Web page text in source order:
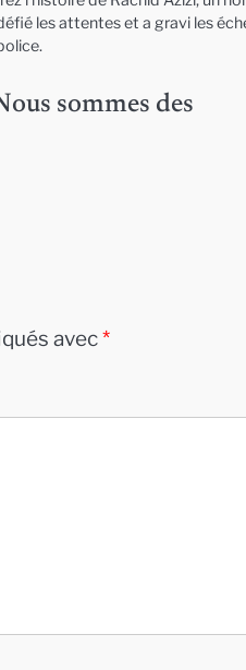
les attentes et a gravi les
sommes des
avec*